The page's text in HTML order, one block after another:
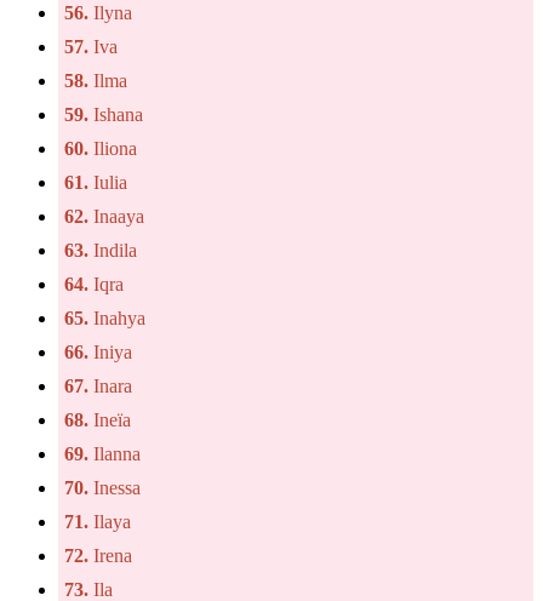
56. Ilyna
57. Iva
58. Ilma
59. Ishana
60. Iliona
61. Iulia
62. Inaaya
63. Indila
64. Iqra
65. Inahya
66. Iniya
67. Inara
68. Ineïa
69. Ilanna
70. Inessa
71. Ilaya
72. Irena
73. Ila